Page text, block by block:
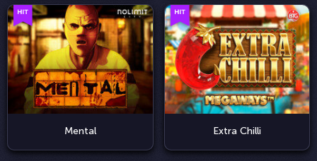
Mental Extra Chilli